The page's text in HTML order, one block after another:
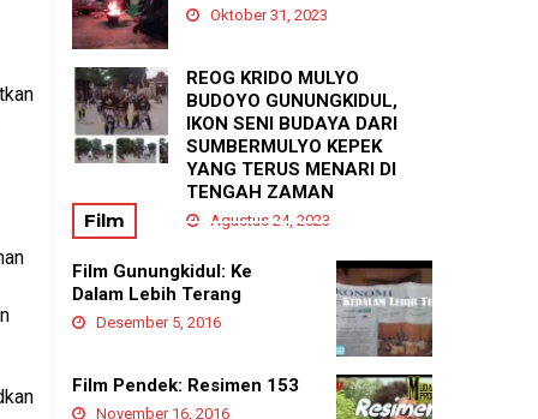
Agustus 21, 2025
Oktober 31, 2023
REOG KRIDO MULYO
BUDOYO GUNUNGKIDUL,
IKON SENI BUDAYA DARI
SUMBERMULYO KEPEK
YANG TERUS MENARI DI
TENGAH ZAMAN
Agustus 24, 2023
Film
Film Gunungkidul: Ke
Dalam Lebih Terang
Desember 5, 2016
Film Pendek: Resimen 153
November 16, 2016